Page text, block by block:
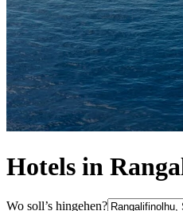
Hotels in
Wo soll’s hingehen?